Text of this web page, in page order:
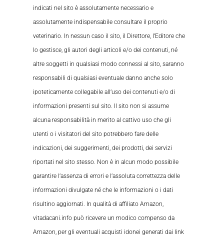
indicati nel sito è assolutamente necessario e
assolutamente indispensabile consultare il proprio
veterinario. In nessun caso il sito, il Direttore, l’Editore che
lo gestisce, gli autori degli articoli e/o dei contenuti, né
altre soggetti in qualsiasi modo connessi al sito, saranno
responsabili di qualsiasi eventuale danno anche solo
ipoteticamente collegabile all’uso dei contenuti e/o di
informazioni presenti sul sito. Il sito non si assume
alcuna responsabilità in merito al cattivo uso che gli
utenti o i visitatori del sito potrebbero fare delle
indicazioni, dei suggerimenti, dei prodotti, dei servizi
riportati nel sito stesso. Non è in alcun modo possibile
garantire l’assenza di errori e l’assoluta correttezza delle
informazioni divulgate né che le informazioni o i dati
risultino aggiornati. In qualità di affiliato Amazon,
vitadacani.info può ricevere un modico compenso da
Amazon, per gli eventuali acquisti idonei generati dai link